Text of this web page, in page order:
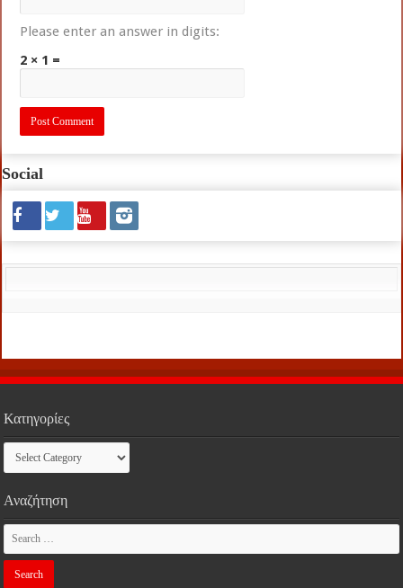
Please enter an answer in digits:
2 × 1 =
Social
Κατηγορίες
Κατηγορίες
Αναζήτηση